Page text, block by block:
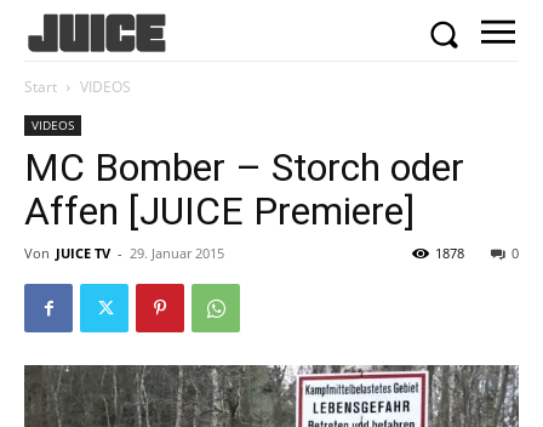
Start VIDEOS
VIDEOS
MC Bomber – Storch oder
Affen [JUICE Premiere]
Von JUICE TV - 29. Januar 2015 0
1878